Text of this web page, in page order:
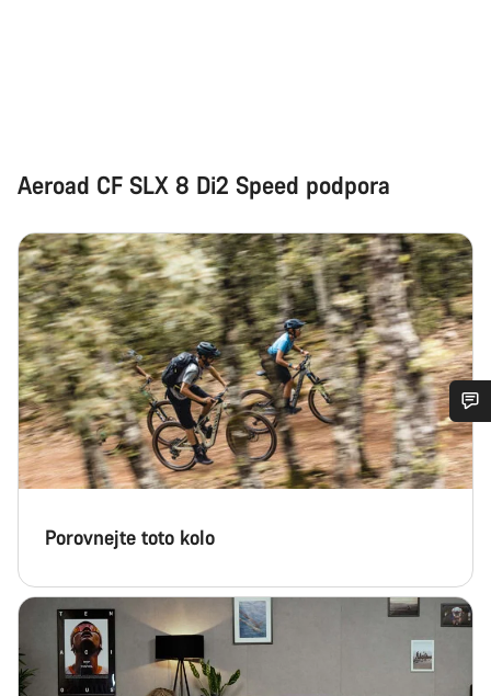
Aeroad CF SLX 8 Di2 Speed podpora
Porovnejte toto kolo
Potřebujete pomoc?
Začít chat
Zavřít